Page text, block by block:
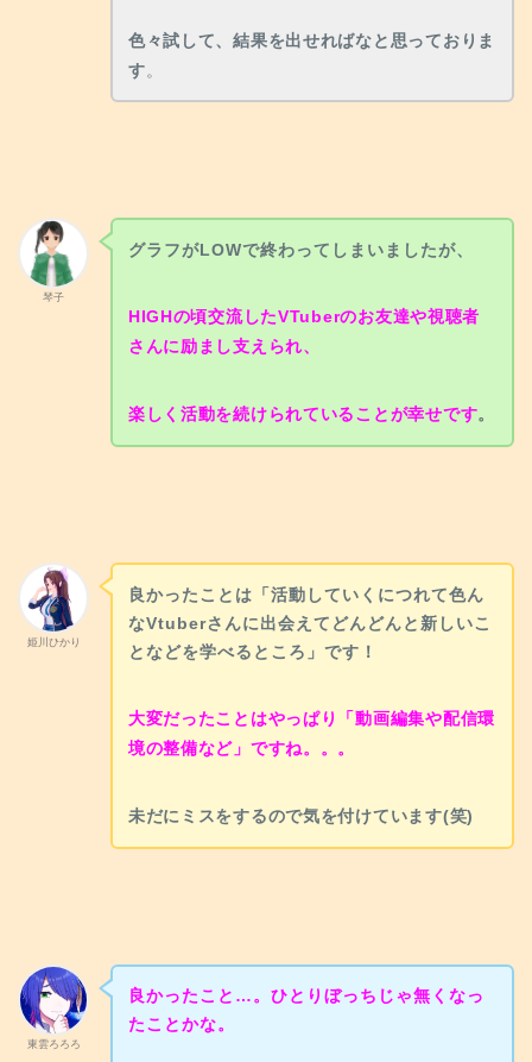
色々試して、結果を出せればなと思っておりま
す。
琴子
グラフがLOWで終わってしまいましたが、
HIGHの頃交流したVTuberのお友達や視聴者
さんに励まし支えられ、
楽しく活動を続けられていることが幸せです。
姫川ひかり
良かったことは「活動していくにつれて色ん
なVtuberさんに出会えてどんどんと新しいこ
となどを学べるところ」です！
大変だったことはやっぱり「動画編集や配信環
境の整備など」ですね。。。
未だにミスをするので気を付けています(笑)
東雲ろろろ
良かったこと…。ひとりぼっちじゃ無くなっ
たことかな。